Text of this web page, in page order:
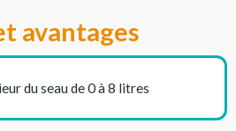
avantages
du seau de 0 à 8 litres